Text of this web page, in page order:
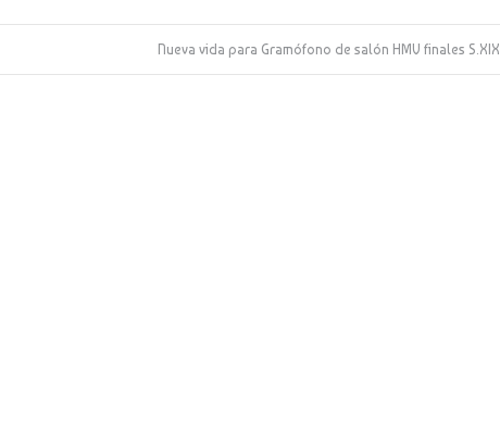
Nueva vida para Gramófono de salón HMV finales S.XIX